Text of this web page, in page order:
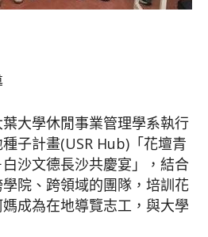
大學休閒事業管理學系執行
子計畫(USR Hub)「花壇青
沙文德長沙共慶宴」，結合
院、跨領域的團隊，培訓花
成為在地導覽志工，與大學